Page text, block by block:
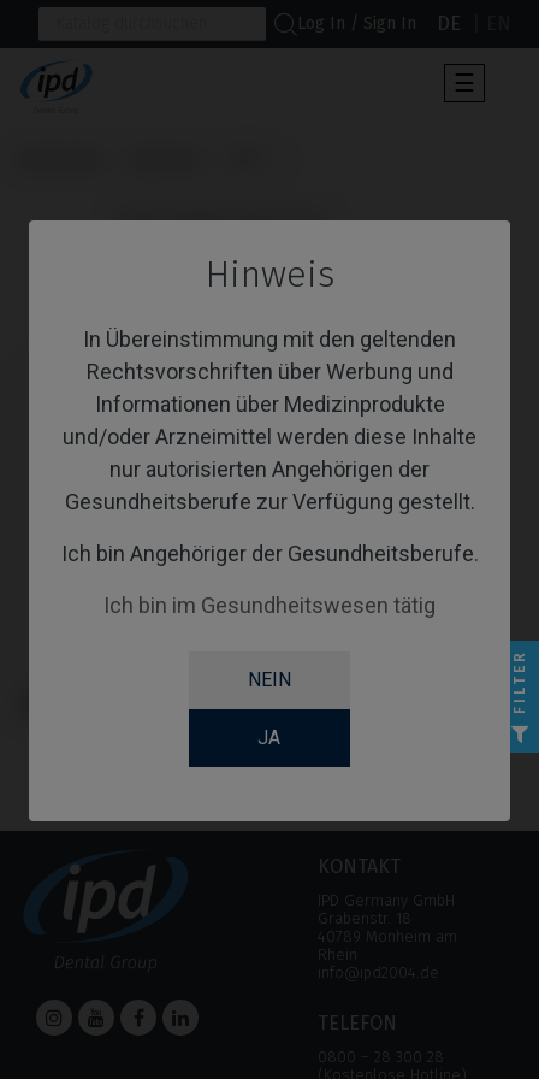
Hinweis
In Übereinstimmung mit den geltenden
Rechtsvorschriften über Werbung und
Informationen über Medizinprodukte
und/oder Arzneimittel werden diese Inhalte
nur autorisierten Angehörigen der
Gesundheitsberufe zur Verfügung gestellt.
Ich bin Angehöriger der Gesundheitsberufe.
Ich bin im Gesundheitswesen tätig
NEIN
JA
Log In / Sign In DE
der
☰
                      Angussfähige Abutments
kompatibel mit Klockner® KL™
KONTAKT
IPD Germany GmbH
Grabenstr. 18
40789 Monheim am
Rhein
info@ipd2004.de
TELEFON
0800 – 28 300 28
(Kostenlose Hotline)
FILTER